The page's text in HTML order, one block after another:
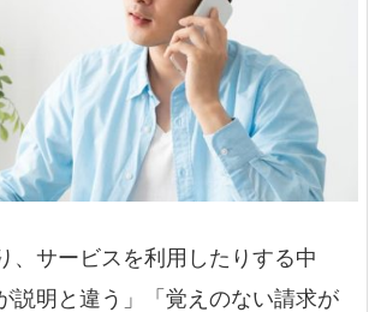
、サービスを利用したりする中
説明と違う」「覚えのない請求が